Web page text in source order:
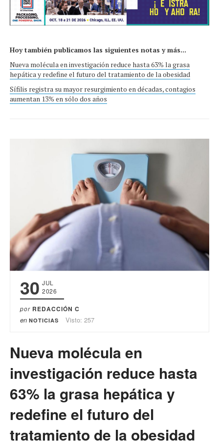
Hoy también publicamos las siguientes notas y más...
Nueva molécula en investigación reduce hasta 63% la grasa
hepática y redefine el futuro del tratamiento de la obesidad
Sífilis registra su mayor resurgimiento en décadas, contagios
aumentan 13% en sólo dos años
30 JUL
2026
por REDACCIÓN C
en NOTICIAS Visto: 257
Nueva molécula en
investigación reduce hasta
63% la grasa hepática y
redefine el futuro del
tratamiento de la obesidad